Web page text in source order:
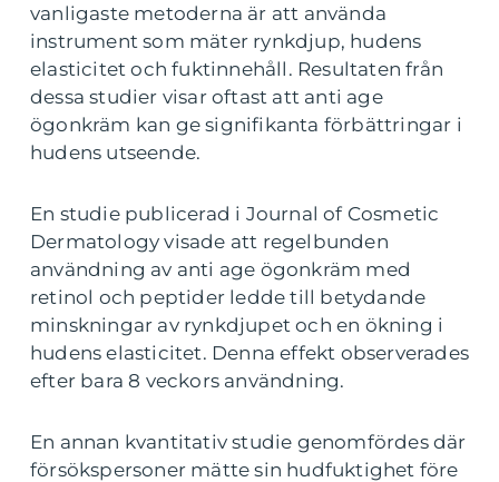
vanligaste metoderna är att använda
instrument som mäter rynkdjup, hudens
elasticitet och fuktinnehåll. Resultaten från
dessa studier visar oftast att anti age
ögonkräm kan ge signifikanta förbättringar i
hudens utseende.
En studie publicerad i Journal of Cosmetic
Dermatology visade att regelbunden
användning av anti age ögonkräm med
retinol och peptider ledde till betydande
minskningar av rynkdjupet och en ökning i
hudens elasticitet. Denna effekt observerades
efter bara 8 veckors användning.
En annan kvantitativ studie genomfördes där
försökspersoner mätte sin hudfuktighet före